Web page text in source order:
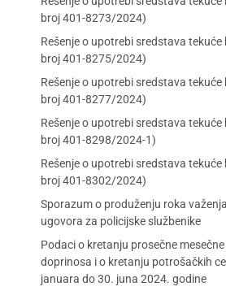
broj 401-8273/2024)
Rešenje o upotrebi sredstava
broj 401-8275/2024)
Rešenje o upotrebi sredstava
broj 401-8277/2024)
Rešenje o upotrebi sredstava
broj 401-8298/2024-1)
Rešenje o upotrebi sredstava
broj 401-8302/2024)
Sporazum o produženju roka
ugovora za policijske službenike
Podaci o kretanju prosečne
doprinosa i o kretanju potrošačkih
januara do 30. juna 2024. godine